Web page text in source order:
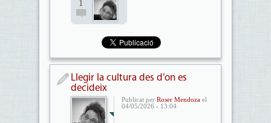
1
Llegir la cultura des d’on es
decideix
Publicat per Roser Mendozael
04/05/2026 - 13:04